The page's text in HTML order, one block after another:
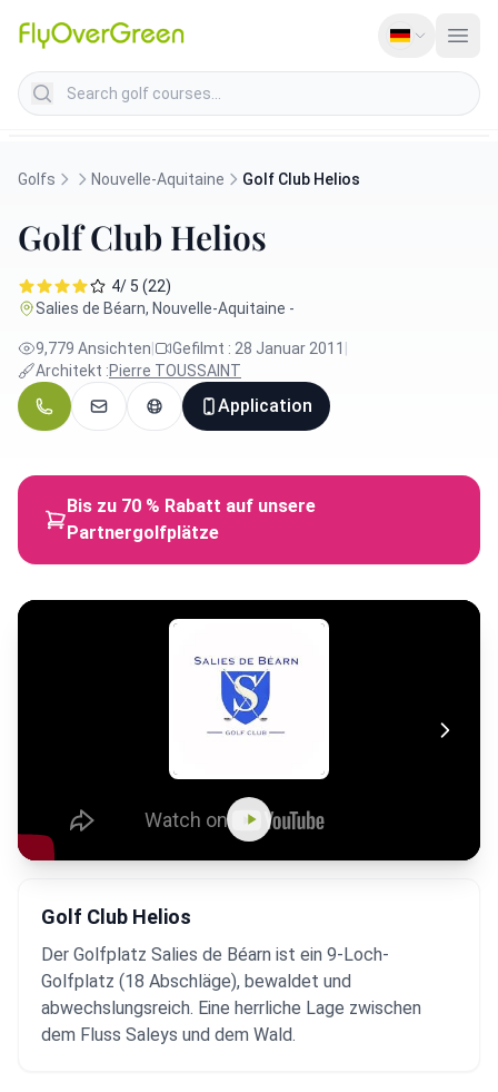
Search golf courses
Golfs Nouvelle-Aquitaine Golf Club Helios
Golf Club Helios
4/ 5 (22)
Salies de Béarn, Nouvelle-Aquitaine -
9,779 Ansichten Gefilmt : 28 Januar 2011
Architekt :Pierre TOUSSAINT
Application
Bis zu 70 % Rabatt auf unsere
Partnergolfplätze
Golf Club Helios
Der Golfplatz Salies de Béarn ist ein 9-Loch-
Golfplatz (18 Abschläge), bewaldet und
abwechslungsreich. Eine herrliche Lage zwischen
dem Fluss Saleys und dem Wald.